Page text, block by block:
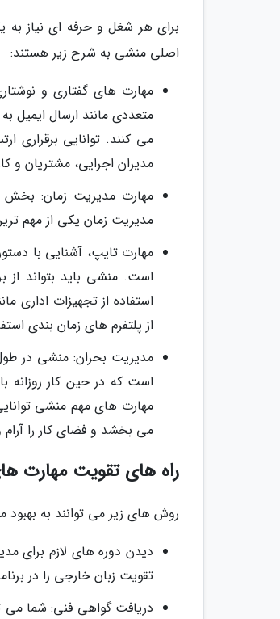
برای هر شغل و حرفه ای نیاز
اصلی منشی به شرح زیر هستند:
مهارت های گفتاری و
متعددی مانند ارسال ایمیل
می کنند. توانایی برقراری
مدیران اجرایی، مشتریان و
مهارت مدیریت زمان: بخش
مدیریت زمان یکی از مهم
مهارت تایپ، آشنایی با
است. منشی باید بتواند از
استفاده از تجهیزات اداری
از پلتفرم های زمان بندی
مدیریت بحران: منشی در طول
است که در حین کار
مهارت های مهم منشی
می بخشد و فضای کار را آرام
راه های تقویت مهارت
روش های زیر می توانند به
تقویت زبان خارجی را در
دریافت گواهی فنی: شما می